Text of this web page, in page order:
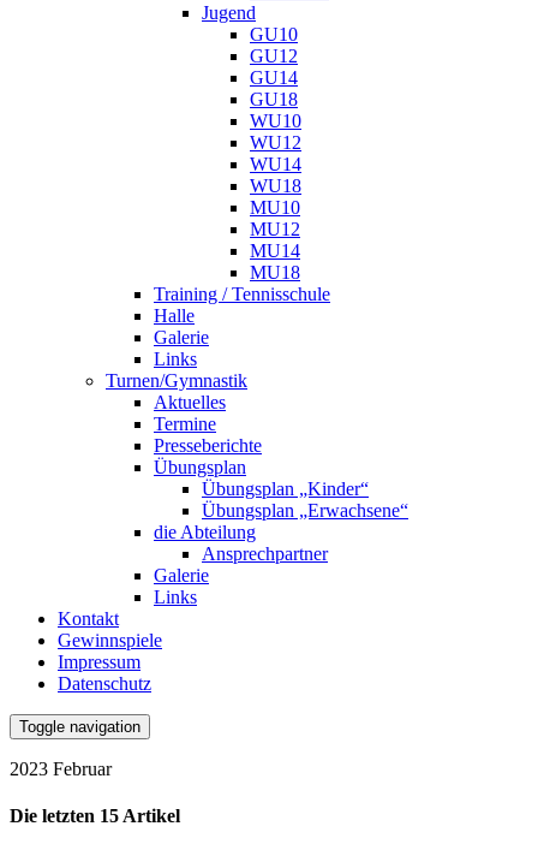
Jugend
GU10
GU12
GU14
GU18
WU10
WU12
WU14
WU18
MU10
MU12
MU14
MU18
Training / Tennisschule
Halle
Galerie
Links
Turnen/Gymnastik
Aktuelles
Termine
Presseberichte
Übungsplan
Übungsplan „Kinder“
Übungsplan „Erwachsene“
die Abteilung
Ansprechpartner
Galerie
Links
Kontakt
Gewinnspiele
Impressum
Datenschutz
Toggle navigation
2023 Februar
Die letzten 15 Artikel